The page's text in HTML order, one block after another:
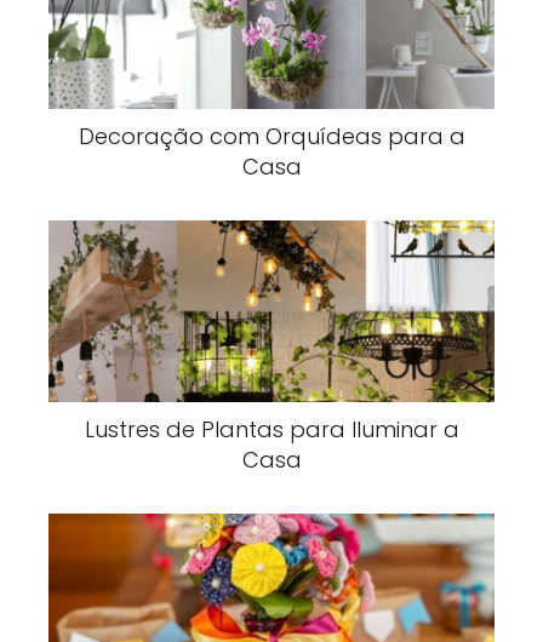
Decoração com Orquídeas para a
Casa
Lustres de Plantas para Iluminar a
Casa